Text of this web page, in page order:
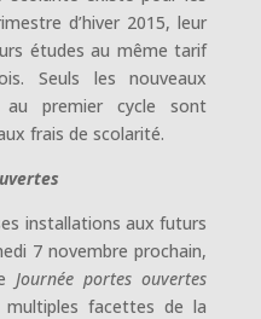
d’hiver 2015, leur
études au même tarif
Seuls les nouveaux
au premier cycle sont
frais de scolarité.
installations aux futurs
7 novembre prochain,
Journée portes ouvertes
facettes de la